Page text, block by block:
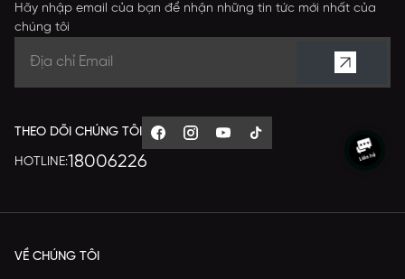
Hãy nhập email của bạn để nhận những tin tức mới nhất của
chúng tôi
THEO DÕI CHÚNG TÔI
HOTLINE:18006226
VỀ CHÚNG TÔI